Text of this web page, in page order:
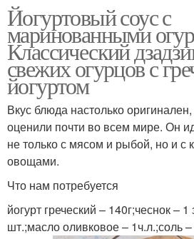
Йогуртовый соус с
маринованными
Классический
свежих огурцов с
йогуртом
Вкус блюда настолько оригинален,
оценили почти во всем мире. Он
не только с мясом и рыбой, но и с
овощами.
Что нам потребуется
йогурт греческий – 140г;чеснок – 1
шт.;масло оливковое – 1ч.л.;соль